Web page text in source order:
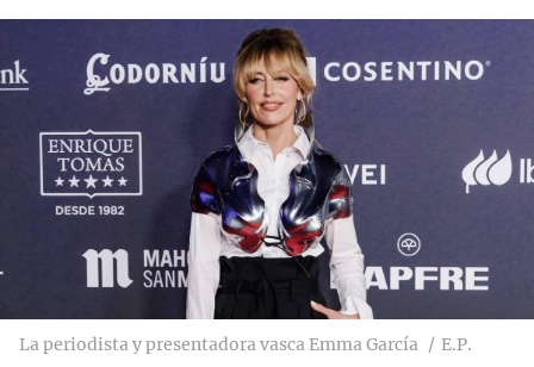
La periodista y presentadora vasca Emma García E.P.